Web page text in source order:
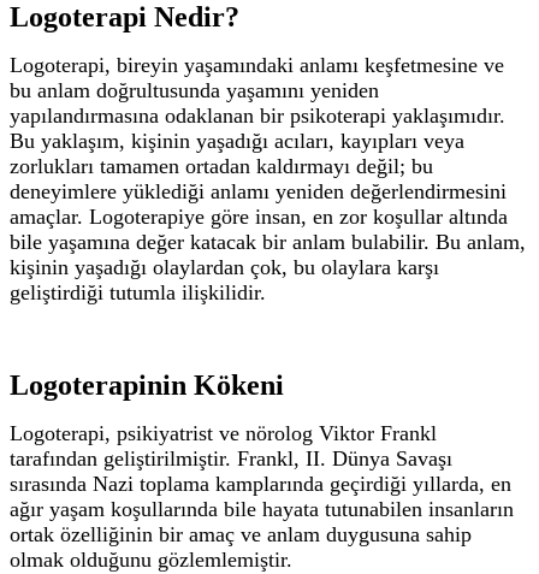
Logoterapi Nedir?
Logoterapi, bireyin yaşamındaki anlamı keşfetmesine ve
bu anlam doğrultusunda yaşamını yeniden
yapılandırmasına odaklanan bir psikoterapi yaklaşımıdır.
Bu yaklaşım, kişinin yaşadığı acıları, kayıpları veya
zorlukları tamamen ortadan kaldırmayı değil; bu
deneyimlere yüklediği anlamı yeniden değerlendirmesini
amaçlar. Logoterapiye göre insan, en zor koşullar altında
bile yaşamına değer katacak bir anlam bulabilir. Bu anlam,
kişinin yaşadığı olaylardan çok, bu olaylara karşı
geliştirdiği tutumla ilişkilidir.
Logoterapinin Kökeni
Logoterapi, psikiyatrist ve nörolog Viktor Frankl
tarafından geliştirilmiştir. Frankl, II. Dünya Savaşı
sırasında Nazi toplama kamplarında geçirdiği yıllarda, en
ağır yaşam koşullarında bile hayata tutunabilen insanların
ortak özelliğinin bir amaç ve anlam duygusuna sahip
olmak olduğunu gözlemlemiştir.